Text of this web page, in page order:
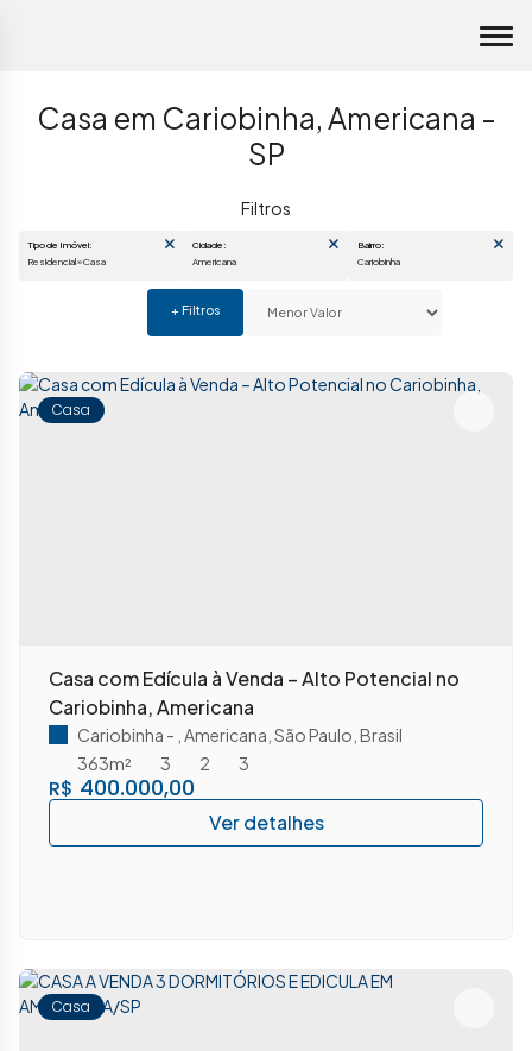
Casa em Cariobinha, Americana -
SP
Americana
Casa
Casa com Edícula à Venda – Alto Potencial no
Cariobinha, Americana
R$ 400.000,00
Cariobinha Americana São Paulo Brasil
3
2
363m² 3
Casa